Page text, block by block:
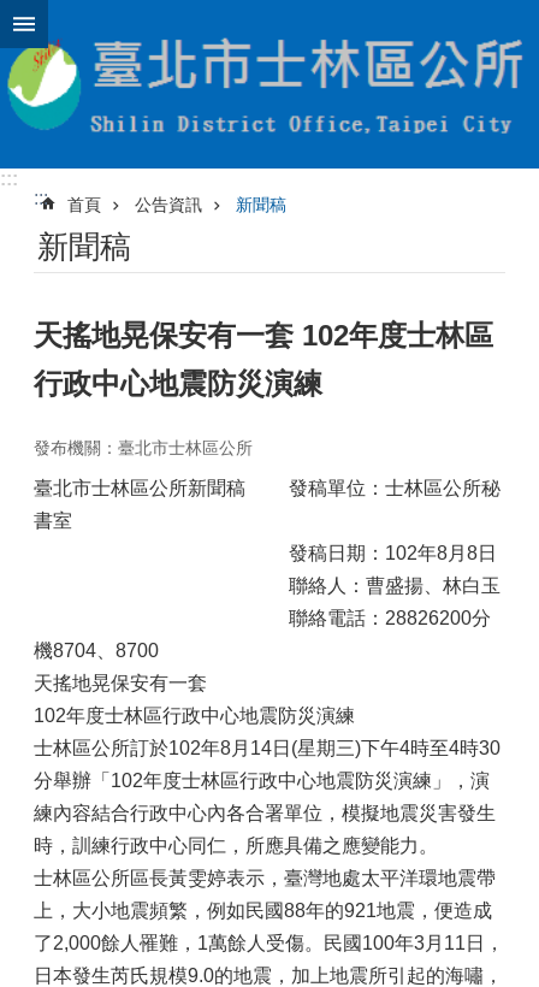
跳到主要內容區塊
:::
:::
首頁 公告資訊 新聞稿
新聞稿
天搖地晃保安有一套 102年度士林區
行政中心地震防災演練
發布機關：臺北市士林區公所
臺北市士林區公所新聞稿 發稿單位：士林區公所秘
書室
發稿日期：102年8月8日
聯絡人：曹盛揚、林白玉
聯絡電話：28826200分
機8704、8700
天搖地晃保安有一套
102年度士林區行政中心地震防災演練
士林區公所訂於102年8月14日(星期三)下午4時至4時30
分舉辦「102年度士林區行政中心地震防災演練」，演
練內容結合行政中心內各合署單位，模擬地震災害發生
時，訓練行政中心同仁，所應具備之應變能力。
士林區公所區長黃雯婷表示，臺灣地處太平洋環地震帶
上，大小地震頻繁，例如民國88年的921地震，便造成
了2,000餘人罹難，1萬餘人受傷。民國100年3月11日，
日本發生芮氏規模9.0的地震，加上地震所引起的海嘯，